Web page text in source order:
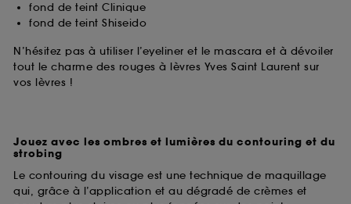
fond de teint Clinique
fond de teint Shiseido
N’hésitez pas à utiliser l’eyeliner et le mascara et à dévoiler
tout le charme des rouges à lèvres Yves Saint Laurent sur
vos lèvres !
Jouez avec les ombres et lumières du contouring et du
strobing
Le contouring du visage est une technique de maquillage
qui, grâce à l’application et au dégradé de crèmes et